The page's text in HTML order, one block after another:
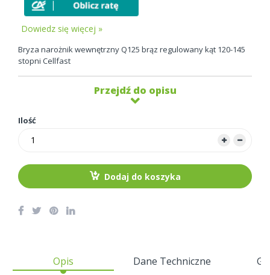
Dowiedz się więcej »
Bryza narożnik wewnętrzny Q125 brąz regulowany kąt 120-145
stopni Cellfast
Przejdź do opisu
Ilość
Dodaj do koszyka
Opis Dane Techniczne